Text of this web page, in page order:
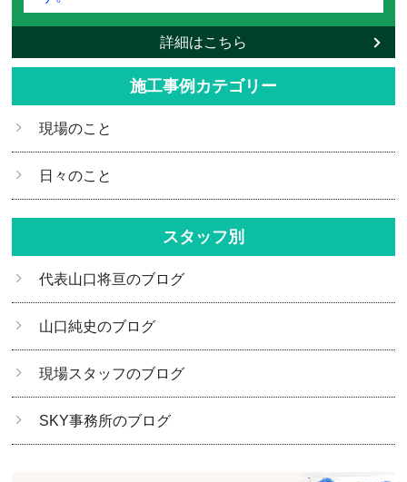
詳細はこちら
施工事例カテゴリー
現場のこと
日々のこと
スタッフ別
代表山口将亘のブログ
山口純史のブログ
現場スタッフのブログ
SKY事務所のブログ